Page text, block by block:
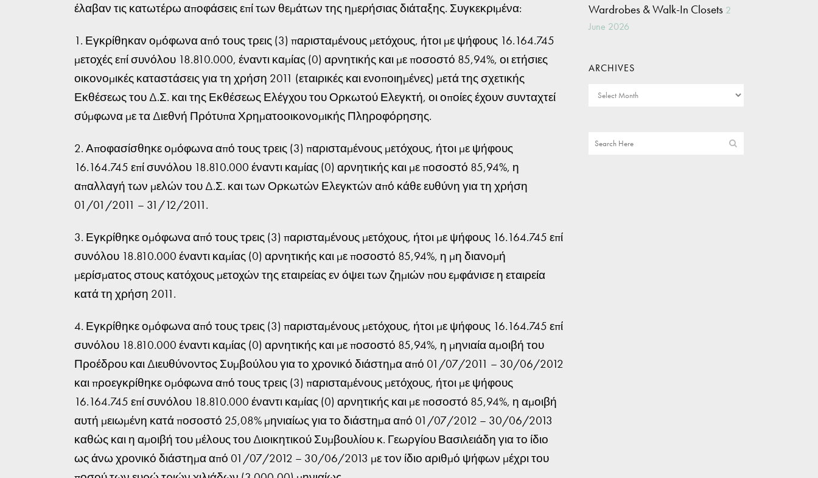
έλαβαν τις κατωτέρω αποφάσεις επί των θεμάτων της ημερήσιας διάταξης. Συγκεκριμένα:
1. Εγκρίθηκαν ομόφωνα από τους τρεις (3) παρισταμένους μετόχους, ήτοι με ψήφους 16.164.745
μετοχές επί συνόλου 18.810.000, έναντι καμίας (0) αρνητικής και με ποσοστό 85,94%, οι ετήσιες
οικονομικές καταστάσεις για τη χρήση 2011 (εταιρικές και ενοποιημένες) μετά της σχετικής
Εκθέσεως του Δ.Σ. και της Εκθέσεως Ελέγχου του Ορκωτού Ελεγκτή, οι οποίες έχουν συνταχτεί
σύμφωνα με τα Διεθνή Πρότυπα Χρηματοοικονομικής Πληροφόρησης.
2. Αποφασίσθηκε ομόφωνα από τους τρεις (3) παρισταμένους μετόχους, ήτοι με ψήφους
16.164.745 επί συνόλου 18.810.000 έναντι καμίας (0) αρνητικής και με ποσοστό 85,94%, η
απαλλαγή των μελών του Δ.Σ. και των Ορκωτών Ελεγκτών από κάθε ευθύνη για τη χρήση
01/01/2011 – 31/12/2011.
3. Εγκρίθηκε ομόφωνα από τους τρεις (3) παρισταμένους μετόχους, ήτοι με ψήφους 16.164.745 επί
συνόλου 18.810.000 έναντι καμίας (0) αρνητικής και με ποσοστό 85,94%, η μη διανομή
μερίσματος στους κατόχους μετοχών της εταιρείας εν όψει των ζημιών που εμφάνισε η εταιρεία
κατά τη χρήση 2011.
4. Εγκρίθηκε ομόφωνα από τους τρεις (3) παρισταμένους μετόχους, ήτοι με ψήφους 16.164.745 επί
συνόλου 18.810.000 έναντι καμίας (0) αρνητικής και με ποσοστό 85,94%, η μηνιαία αμοιβή του
Προέδρου και Διευθύνοντος Συμβούλου για το χρονικό διάστημα από 01/07/2011 – 30/06/2012
και προεγκρίθηκε ομόφωνα από τους τρεις (3) παρισταμένους μετόχους, ήτοι με ψήφους
16.164.745 επί συνόλου 18.810.000 έναντι καμίας (0) αρνητικής και με ποσοστό 85,94%, η αμοιβή
αυτή μειωμένη κατά ποσοστό 25,08% μηνιαίως για το διάστημα από 01/07/2012 – 30/06/2013
καθώς και η αμοιβή του μέλους του Διοικητικού Συμβουλίου κ. Γεωργίου Βασιλειάδη για το ίδιο
ως άνω χρονικό διάστημα από 01/07/2012 – 30/06/2013 με τον ίδιο αριθμό ψήφων μέχρι του
Wardrobes & Walk-In Closets 2
June 2026
ARCHIVES